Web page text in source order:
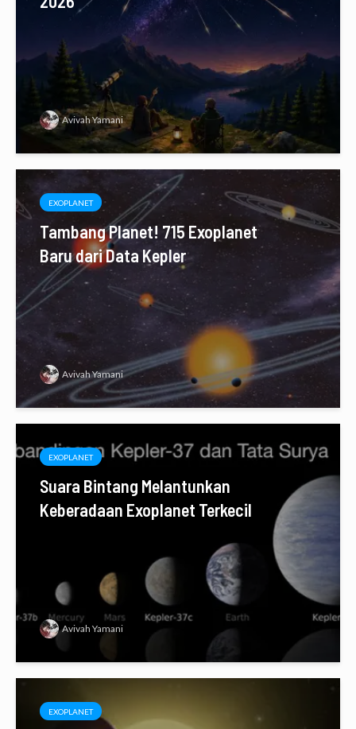
Avivah Yamani
EXOPLANET
Tambang Planet! 715 Exoplanet
Baru dari Data Kepler
Avivah Yamani
EXOPLANET
Suara Bintang Melantunkan
Keberadaan Exoplanet Terkecil
Avivah Yamani
EXOPLANET